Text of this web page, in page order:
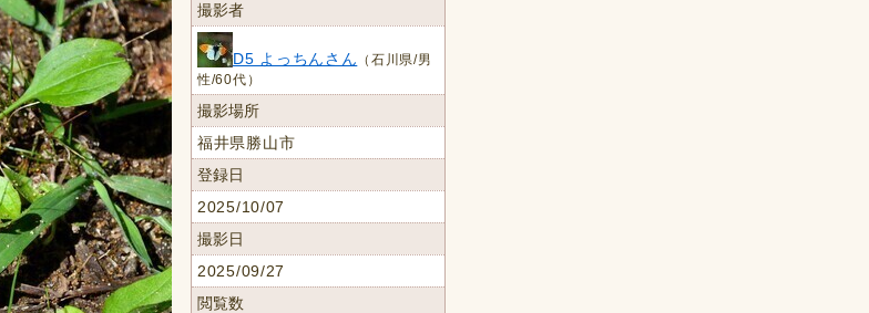
撮影者
D5 よっちんさん （石川県/男
性/60代）
撮影場所
福井県勝山市
登録日
2025/10/07
撮影日
2025/09/27
閲覧数